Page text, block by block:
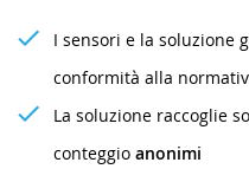
I sensori e la soluzione
conformità alla
La soluzione raccoglie
conteggio anonimi